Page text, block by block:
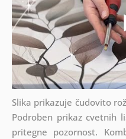
Slika prikazuje čudovito
Podroben prikaz cvetnih
pritegne pozornost.